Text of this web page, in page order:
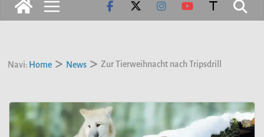
Navi: Home News Zur Tierweihnacht nach Tripsdrill